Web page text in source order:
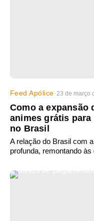
Feed Apólice 23 de março
Como a expansão
animes grátis
no Brasil
A relação do Brasil com
profunda, remontando